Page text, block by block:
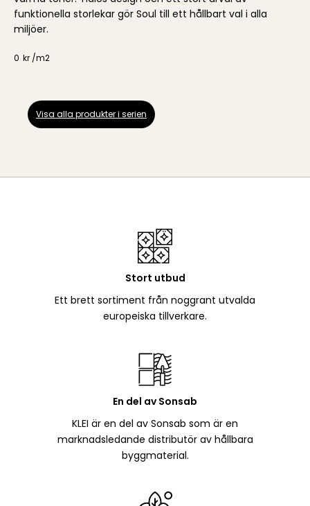
funktionella storlekar gör Soul till ett hållbart val i alla
miljöer.
0 kr /m2
Visa alla produkter i serien
Stort utbud
Ett brett sortiment från noggrant utvalda
europeiska tillverkare.
En del av Sonsab
KLEI är en del av Sonsab som är en
marknadsledande distributör av hållbara
byggmaterial.